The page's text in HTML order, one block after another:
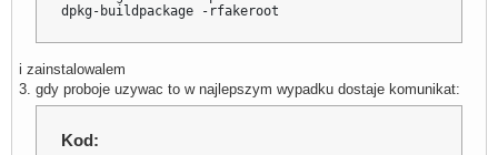
dpkg-buildpackage -rfakeroot
i zainstalowalem
3. gdy proboje uzywac to w najlepszym wypadku dostaje komunikat:
Kod: